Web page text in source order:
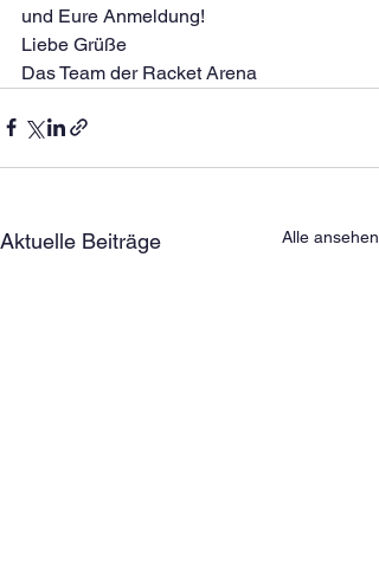
und Eure Anmeldung!
Liebe Grüße
Das Team der Racket Arena
Aktuelle Beiträge Alle ansehen